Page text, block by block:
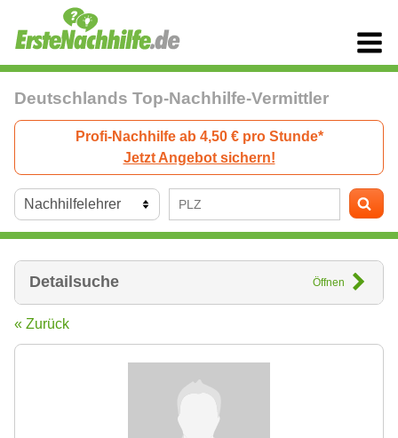
Deutschlands Top-Nachhilfe-Vermittler
Profi-Nachhilfe ab 4,50 € pro Stunde*
Jetzt Angebot sichern!
Detailsuche Öffnen
« Zurück